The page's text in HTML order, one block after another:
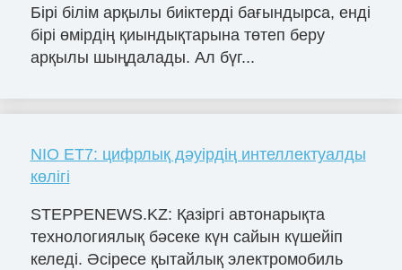
Бірі білім арқылы биіктерді бағындырса, енді
бірі өмірдің қиындықтарына төтеп беру
арқылы шыңдалады. Ал бүг...
NIO ET7: цифрлық дәуірдің интеллектуалды
көлігі
STEPPENEWS.KZ: Қазіргі автонарықта
технологиялық бәсеке күн сайын күшейіп
келеді. Әсіресе қытайлық электромобиль